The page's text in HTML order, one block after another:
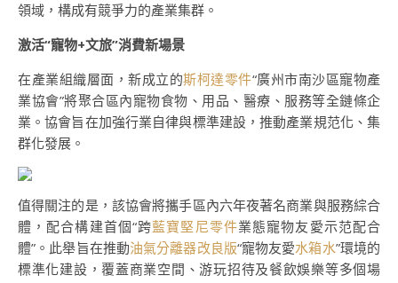
領域，構成有競爭力的產業集群。
激活“寵物+文旅”消費新場景
在產業組織層面，新成立的斯柯達零件“廣州市南沙區寵物產
業協會”將聚合區內寵物食物、用品、醫療、服務等全鏈條企
業。協會旨在加強行業自律與標準建設，推動產業規范化、集
群化發展。
值得關注的是，該協會將攜手區內六年夜著名商業與服務綜合
體，配合構建首個“跨藍寶堅尼零件業態寵物友愛示范配合
體”。此舉旨在推動油氣分離器改良版“寵物友愛水箱水”環境的
標準化建設，覆蓋商業空間、游玩招待及餐飲娛樂等多個場